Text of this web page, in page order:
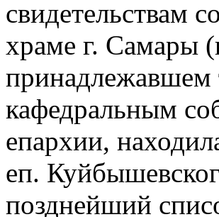
свидетельствам
храме г. Самары
принадлежавшем
кафедральным
епархии,
еп.
позднейший